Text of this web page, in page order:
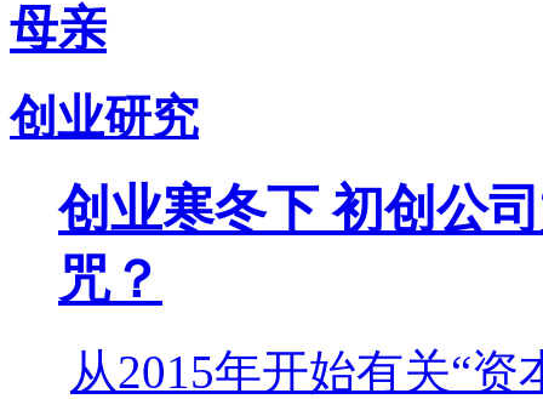
母亲
创业研究
创业寒冬下 初创公
咒？
从2015年开始有关“